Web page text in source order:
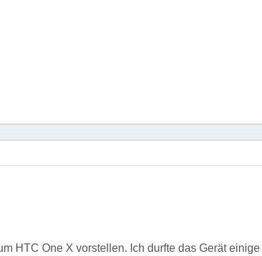
HTC One X vorstellen. Ich durfte das Gerät einige